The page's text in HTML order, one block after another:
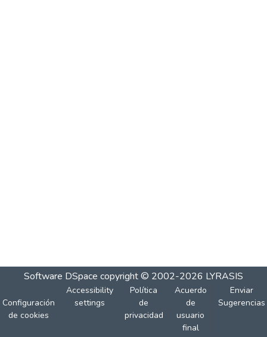
Software DSpace copyright © 2002-2026 LYRASIS
Configuración
de cookies
Accessibility
settings
Política
de
privacidad
Acuerdo
de
usuario
final
Enviar
Sugerencias